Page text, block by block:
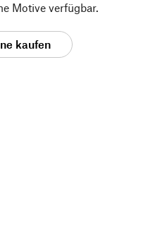
Motive verfügbar.
kaufen